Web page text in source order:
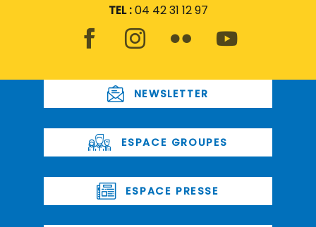
TEL :04 42 31 12 97
NEWSLETTER
ESPACE GROUPES
ESPACE PRESSE